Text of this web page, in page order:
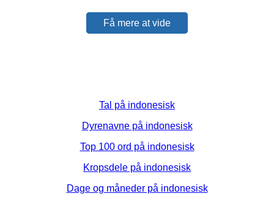
Få mere at vide
Tal på indonesisk
Dyrenavne på indonesisk
Top 100 ord på indonesisk
Kropsdele på indonesisk
Dage og måneder på indonesisk